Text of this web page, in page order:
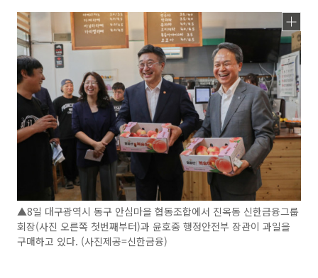
▲8일 대구광역시 동구 안심마을 협동조합에서 진옥동 신한금융그룹
회장(사진 오른쪽 첫번째부터)과 윤호중 행정안전부 장관이 과일을
구매하고 있다. (사진제공=신한금융)